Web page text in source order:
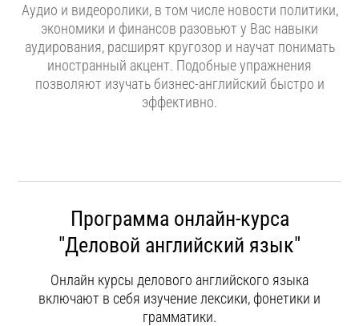
Аудио и видеоролики, в том числе новости политики,
экономики и финансов разовьют у Вас навыки
аудирования, расширят кругозор и научат понимать
иностранный акцент. Подобные упражнения
позволяют изучать бизнес-английский быстро и
эффективно.
Программа онлайн-курса
"Деловой английский язык"
Онлайн курсы делового английского языка
включают в себя изучение лексики, фонетики и
грамматики.